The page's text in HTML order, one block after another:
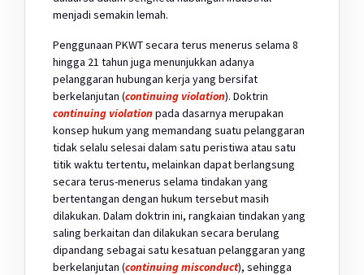
menjadi semakin lemah.
Penggunaan PKWT secara terus menerus selama 8
hingga 21 tahun juga menunjukkan adanya
pelanggaran hubungan kerja yang bersifat
berkelanjutan (continuing violation). Doktrin
continuing violationpada dasarnya merupakan
konsep hukum yang memandang suatu pelanggaran
tidak selalu selesai dalam satu peristiwa atau satu
titik waktu tertentu, melainkan dapat berlangsung
secara terus-menerus selama tindakan yang
bertentangan dengan hukum tersebut masih
dilakukan. Dalam doktrin ini, rangkaian tindakan yang
saling berkaitan dan dilakukan secara berulang
dipandang sebagai satu kesatuan pelanggaran yang
berkelanjutan (continuing misconduct), sehingga